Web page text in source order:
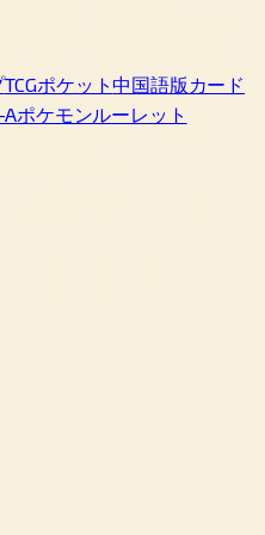
TCGポケット中国語版カード
Aポケモンルーレット